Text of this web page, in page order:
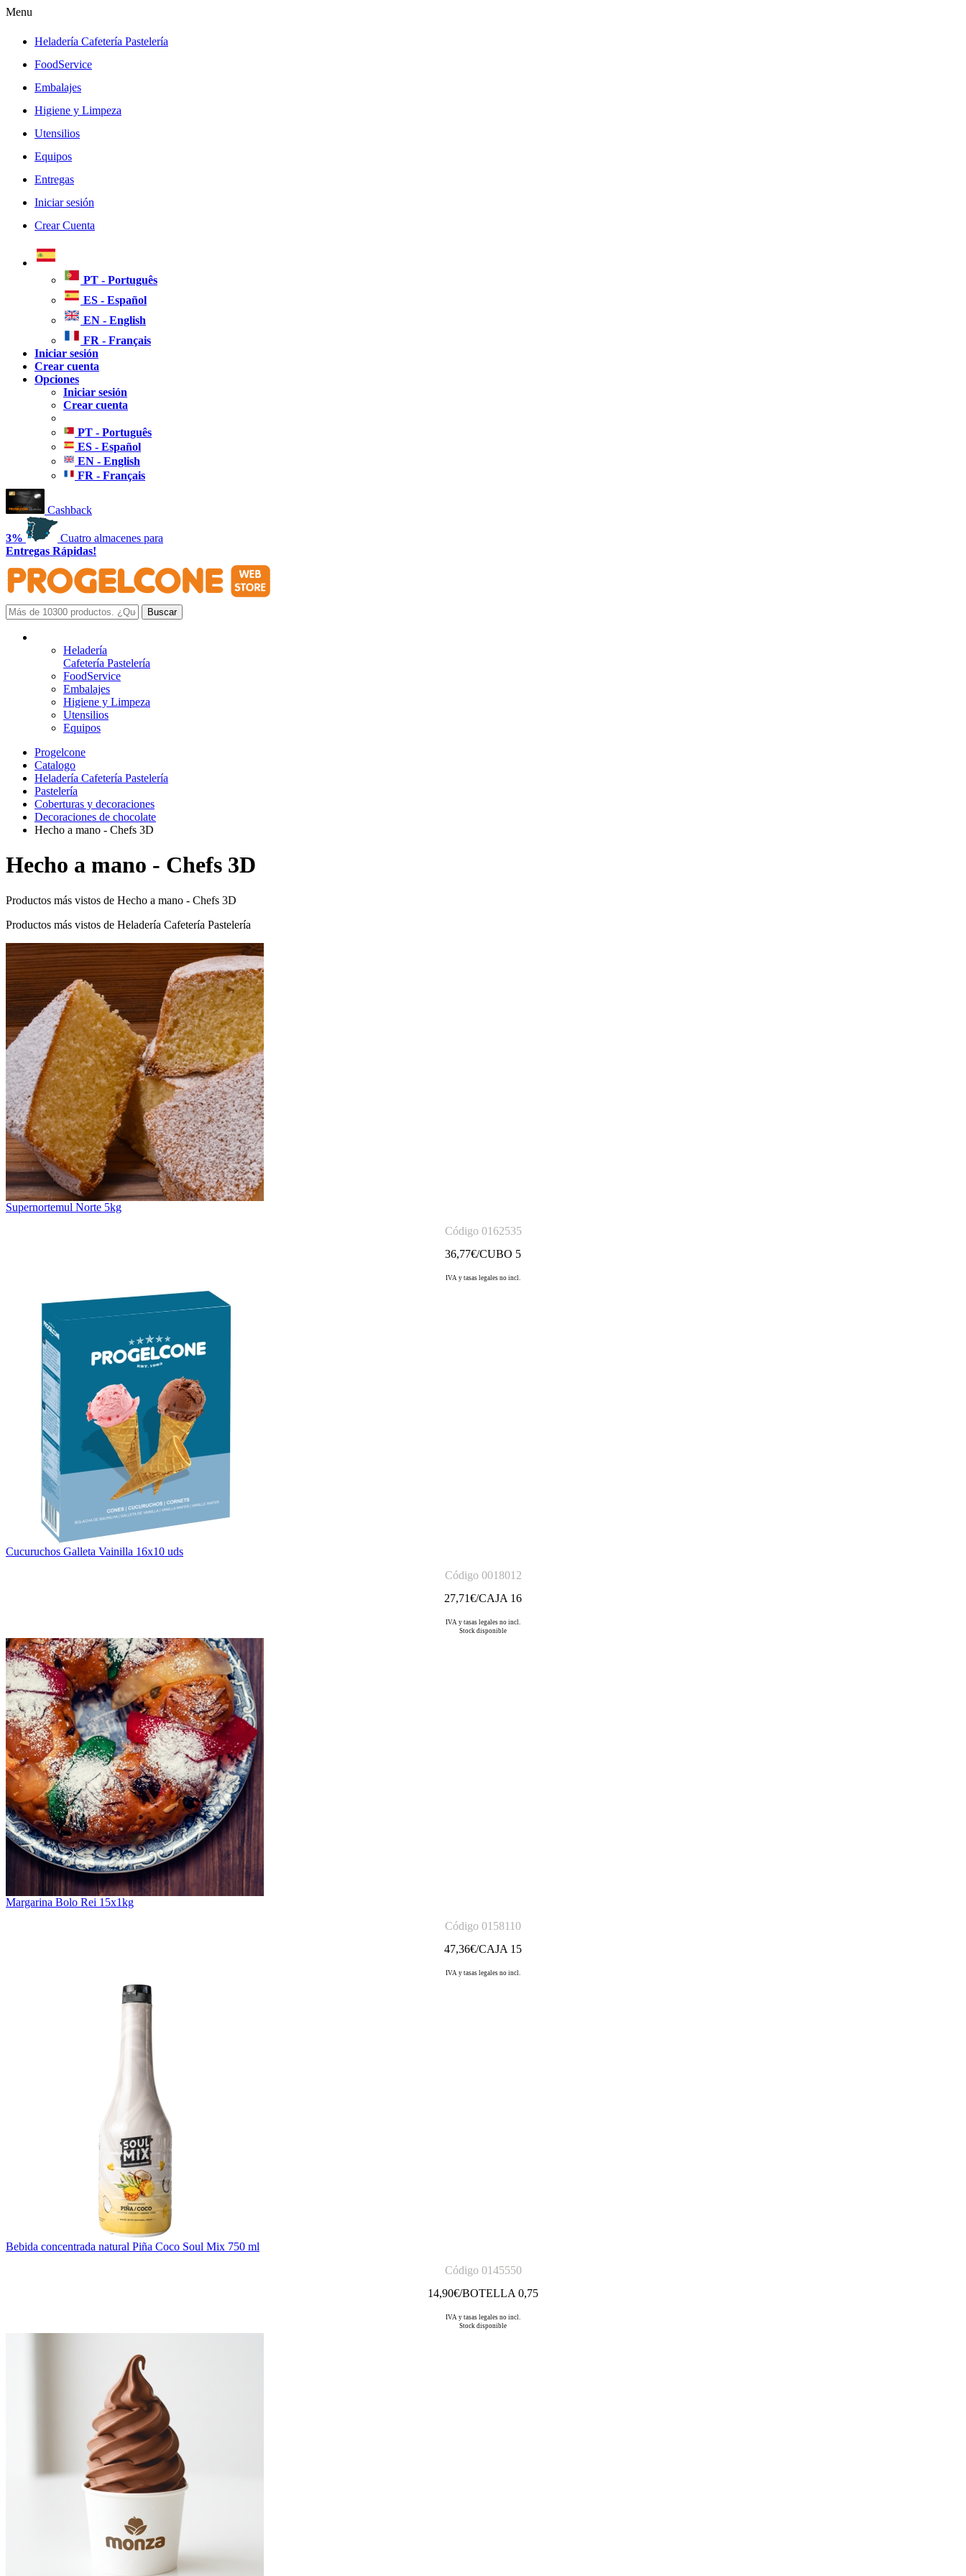
Menu
Heladería Cafetería Pastelería
FoodService
Embalajes
Higiene y Limpeza
Utensilios
Equipos
Entregas
Iniciar sesión
Crear Cuenta
PT - Português
ES - Español
EN - English
FR - Français
Iniciar sesión
Crear cuenta
Opciones
Iniciar sesión
Crear cuenta
PT - Português
ES - Español
EN - English
FR - Français
Cashback
3%
Cuatro almacenes para
Entregas Rápidas!
Heladería
Cafetería Pastelería
FoodService
Embalajes
Higiene y Limpeza
Utensilios
Equipos
Progelcone
Catalogo
Heladería Cafetería Pastelería
Pastelería
Coberturas y decoraciones
Decoraciones de chocolate
Hecho a mano - Chefs 3D
Hecho a mano - Chefs 3D
Productos más vistos de Hecho a mano - Chefs 3D
Productos más vistos de Heladería Cafetería Pastelería
Supernortemul Norte 5kg
Código 0162535
36,77€/CUBO 5
IVA y tasas legales no incl.
Cucuruchos Galleta Vainilla 16x10 uds
Código 0018012
27,71€/CAJA 16
IVA y tasas legales no incl.
Stock disponible
Margarina Bolo Rei 15x1kg
Código 0158110
47,36€/CAJA 15
IVA y tasas legales no incl.
Bebida concentrada natural Piña Coco Soul Mix 750 ml
Código 0145550
14,90€/BOTELLA 0,75
IVA y tasas legales no incl.
Stock disponible